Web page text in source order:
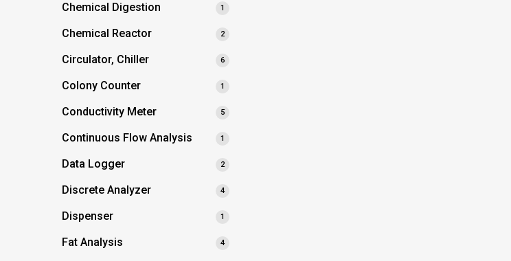
Chemical Digestion 1
Chemical Reactor 2
Circulator, Chiller 6
Colony Counter 1
Conductivity Meter 5
Continuous Flow Analysis 1
Data Logger 2
Discrete Analyzer 4
Dispenser 1
Fat Analysis 4